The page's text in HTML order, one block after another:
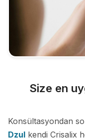
Size en
Konsültasyondan
Dzul kendi Crisalix